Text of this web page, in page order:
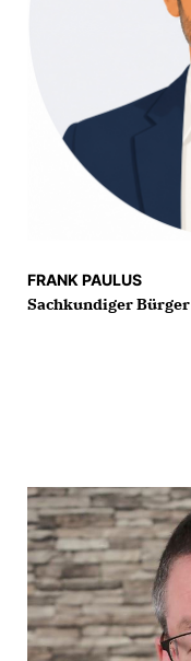
FRANK PAULUS
Sachkundiger Bürger